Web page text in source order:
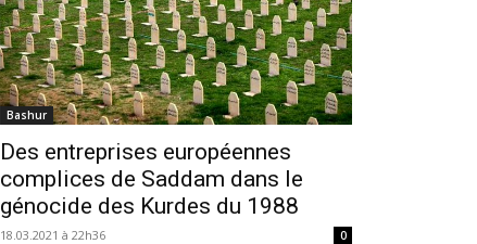
Bashur
Des entreprises européennes
complices de Saddam dans le
génocide des Kurdes du 1988
18.03.2021 à 22h36 0